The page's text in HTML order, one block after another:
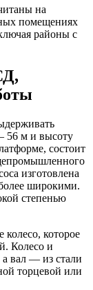
на
помещениях
районы с
56 м и высоту
состоит
изготовлена
широкими.
степенью
которое
Колесо и
вал — из стали
торцевой или